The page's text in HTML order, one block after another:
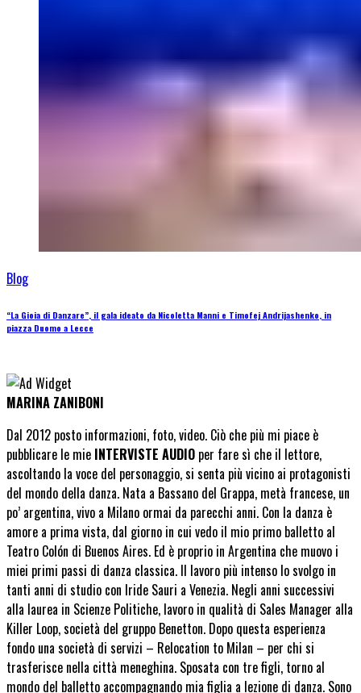
Blog
“La Gioia di Danzare”, il gala ideato da Nicoletta Manni e Timofej Andrijashenko, in
piazza Duomo a Lecce
MARINA ZANIBONI
Dal 2012 posto informazioni, foto, video. Ciò che più mi piace è
pubblicare le mie INTERVISTE AUDIO per fare sì che il lettore,
ascoltando la voce del personaggio, si senta più vicino ai protagonisti
del mondo della danza. Nata a Bassano del Grappa, metà francese, un
po’ argentina, vivo a Milano ormai da parecchi anni. Con la danza è
amore a prima vista, dal giorno in cui vedo il mio primo balletto al
Teatro Colón di Buenos Aires. Ed è proprio in Argentina che muovo i
miei primi passi di danza classica. Il lavoro più intenso lo svolgo in
tanti anni di studio con Iride Sauri a Venezia. Negli anni successivi
alla laurea in Scienze Politiche, lavoro in qualità di Sales Manager alla
Killer Loop, società del gruppo Benetton. Dopo questa esperienza
fondo una società di servizi – Relocation to Milan – per chi si
trasferisce nella città meneghina. Sposata con tre figli, torno al
mondo del balletto accompagnando mia figlia a lezione di danza. Sono